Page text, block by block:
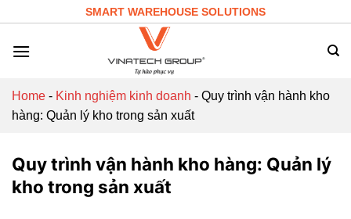
content
SMART WAREHOUSE SOLUTIONS
Home - Kinh nghiệm kinh doanh - Quy trình vận hành kho
hàng: Quản lý kho trong sản xuất
Quy trình vận hành kho hàng: Quản lý
kho trong sản xuất